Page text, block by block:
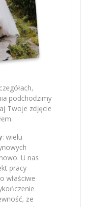
podchodzimy
Twoje zdjęcie
: wielu
U nas
pracy
właściwe
że